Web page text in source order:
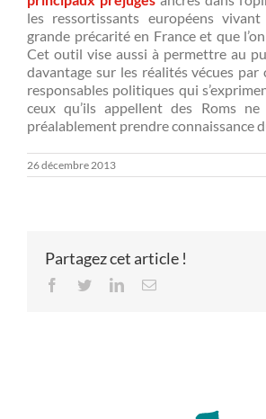
les ressortissants européens
grande précarité en France et que l’on
Cet outil vise aussi à permettre au
davantage sur les réalités vécues par
responsables politiques qui
ceux qu’ils appellent des Roms
préalablement prendre connaissance
26 décembre 2013
Partagez cet article !
Facebook
TwitterLinkedInEmail